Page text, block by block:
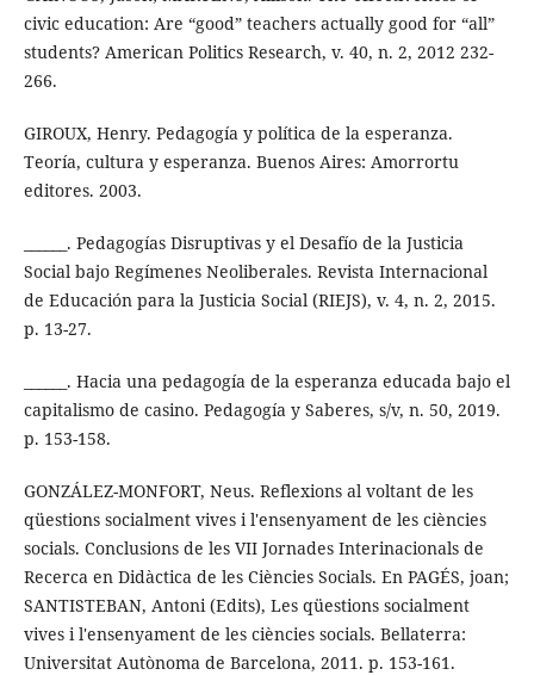
civic education: Are “good” teachers actually good for “all”
students? American Politics Research, v. 40, n. 2, 2012 232-
266.
GIROUX, Henry. Pedagogía y política de la esperanza.
Teoría, cultura y esperanza. Buenos Aires: Amorrortu
editores. 2003.
______. Pedagogías Disruptivas y el Desafío de la Justicia
Social bajo Regímenes Neoliberales. Revista Internacional
de Educación para la Justicia Social (RIEJS), v. 4, n. 2, 2015.
p. 13-27.
______. Hacia una pedagogía de la esperanza educada bajo el
capitalismo de casino. Pedagogía y Saberes, s/v, n. 50, 2019.
p. 153-158.
GONZÁLEZ-MONFORT, Neus. Reflexions al voltant de les
qüestions socialment vives i l'ensenyament de les ciències
socials. Conclusions de les VII Jornades Interinacionals de
Recerca en Didàctica de les Ciències Socials. En PAGÉS, joan;
SANTISTEBAN, Antoni (Edits), Les qüestions socialment
vives i l'ensenyament de les ciències socials. Bellaterra:
Universitat Autònoma de Barcelona, 2011. p. 153-161.